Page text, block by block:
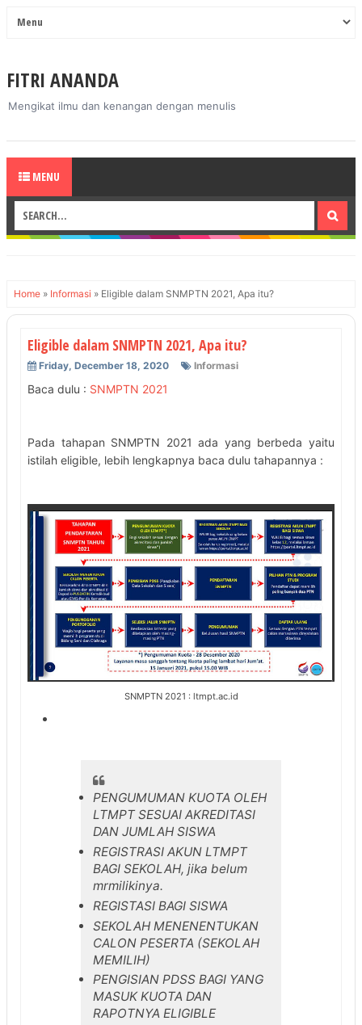
FITRI ANANDA
Mengikat ilmu dan kenangan dengan menulis
MENU
Home » Informasi » Eligible dalam SNMPTN 2021, Apa itu?
Eligible dalam SNMPTN 2021, Apa itu?
Friday, December 18, 2020 Informasi
Baca dulu : SNMPTN 2021
Pada tahapan SNMPTN 2021 ada yang berbeda yaitu
istilah eligible, lebih lengkapnya baca dulu tahapannya :
SNMPTN 2021 : ltmpt.ac.id
PENGUMUMAN KUOTA OLEH
LTMPT SESUAI AKREDITASI
DAN JUMLAH SISWA
REGISTRASI AKUN LTMPT
BAGI SEKOLAH, jika belum
mrmilikinya.
REGISTASI BAGI SISWA
SEKOLAH MENENENTUKAN
CALON PESERTA (SEKOLAH
MEMILIH)
PENGISIAN PDSS BAGI YANG
MASUK KUOTA DAN
RAPOTNYA ELIGIBLE